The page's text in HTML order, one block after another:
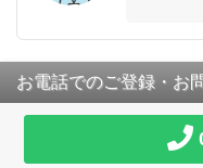
お電話でのご登録・お